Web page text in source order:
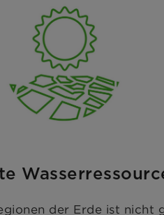
der Erde ist nicht